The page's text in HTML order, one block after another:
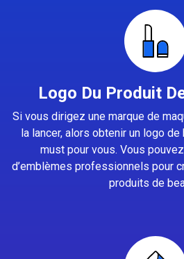
Logo Du Produit
Si vous dirigez une marque de
la lancer, alors obtenir un logo
must pour vous. Vous
d’emblèmes professionnels pour
produits de